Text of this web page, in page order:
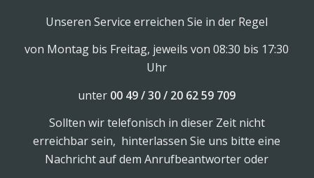
Unseren Service erreichen Sie in der Regel
von Montag bis Freitag, jeweils von 08:30 bis 17:30
Uhr
unter 00 49 / 30 / 20 62 59 709
Sollten wir telefonisch in dieser Zeit nicht
erreichbar sein, hinterlassen Sie uns bitte eine
Nachricht auf dem Anrufbeantworter oder